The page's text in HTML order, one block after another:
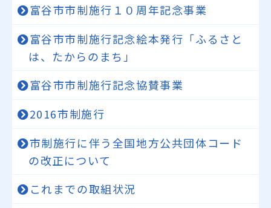
富谷市市制施行１０周年記念事業
富谷市市制施行記念絵本発行「ふるさと
は、たからのまち」
富谷市市制施行記念協賛事業
2016市制施行
市制施行に伴う全国地方公共団体コード
の改正について
これまでの取組状況